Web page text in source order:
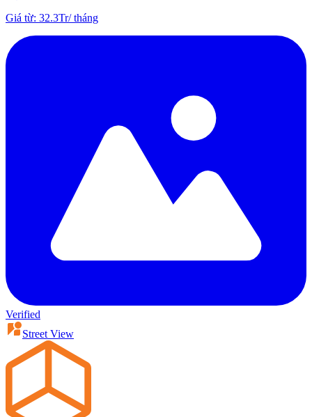
Giá từ: 32.3Tr/tháng
Verified
Street View